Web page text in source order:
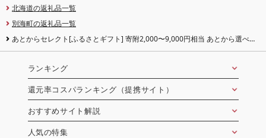
北海道の返礼品一覧
別海町の返礼品一覧
あとからセレクト[ふるさとギフト] 寄附2,000〜9,000円相当 あとから選べる!
ランキング
還元率コスパランキング（提携サイト）
おすすめサイト解説
人気の特集